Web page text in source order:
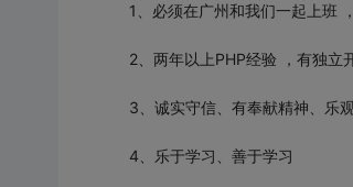
1、必须在广州和我们一起上班
2、两年以上PHP经验 ，有独立
3、诚实守信、有奉献精神、乐
4、乐于学习、善于学习